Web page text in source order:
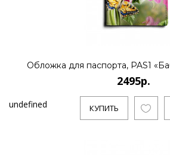
Обложка для паспорта, PAS1
2495р.
КУПИТЬ
undefined